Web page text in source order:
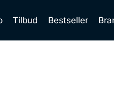
Tilbud Bestseller